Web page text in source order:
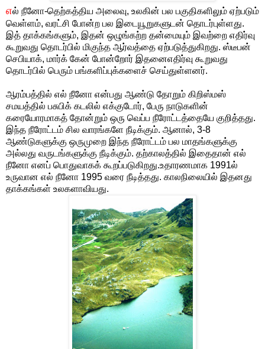
எல் நீனோ-தெற்கத்திய அலைவு, உலகின் பல பகுதிகளிலும் ஏற்படும்
வெள்ளம், வரட்சி போன்ற பல இடையூறுகளுடன் தொடர்புள்ளது.
இத் தாக்கங்களும், இதன் ஒழுங்கற்ற தன்மையும் இவற்றை எதிர்வு
கூறுவது தொடர்பில் மிகுந்த ஆர்வத்தை ஏற்படுத்துகிறது. ஸ்டீபன்
செபியாக், மார்க் கேன் போன்றோர் இதனைஎதிர்வு கூறுவது
தொடர்பில் பெரும் பங்களிப்புக்களைச் செய்துள்ளனர்.
ஆரம்பத்தில் எல் நீனோ என்பது ஆண்டு தோறும் கிறிஸ்மஸ்
சமயத்தில் பசுபிக் கடலில் எக்குடோர், பேரு நாடுகளின்
கரையோரமாகத் தோன்றும் ஒரு வெப்ப நீரோட்டத்தையே குறித்தது.
இந்த நீரோட்டம் சில வாரங்களே நீடிக்கும். ஆனால், 3-8
ஆண்டுகளுக்கு ஒருமுறை இந்த நீரோட்டம் பல மாதங்களுக்கு
அல்லது வருடங்களுக்கு நீடிக்கும். தற்காலத்தில் இதைதான் எல்
நீனோ எனப் பொதுவாகக் கூறப்படுகிறது.உதாரணமாக 1991ல்
உருவான எல் நீனோ 1995 வரை நீடித்தது. காலநிலையில் இதனது
தாக்கங்கள் உலகளாவியது.